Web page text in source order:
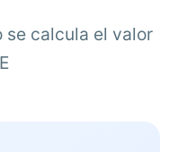
se calcula el valor